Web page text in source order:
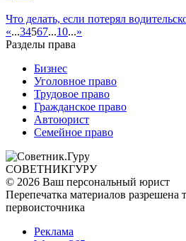
Что делать, если потерял
«...34567...10...»
Разделы права
Бизнес
Уголовное право
Трудовое право
Гражданское право
Автоюрист
Семейное право
СОВЕТНИКГУРУ
© 2026 Ваш персональный юрист
Перепечатка материалов разрешена
первоисточника
Реклама